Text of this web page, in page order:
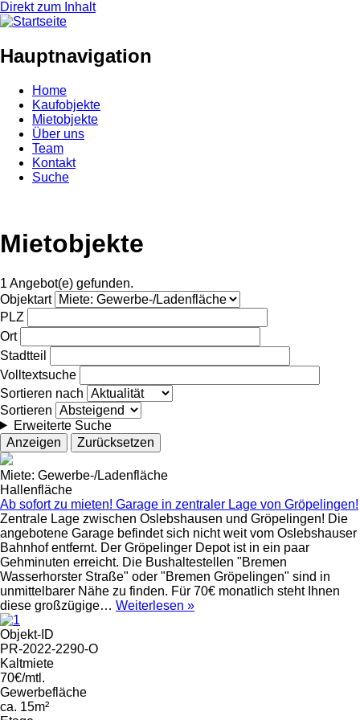
Direkt zum Inhalt
Hauptnavigation
Home
Kaufobjekte
Mietobjekte
Über uns
Team
Kontakt
Suche
Mietobjekte
1 Angebot(e) gefunden.
Objektart
PLZ
Ort
Stadtteil
Volltextsuche
Sortieren nach
Sortieren
Erweiterte Suche
Miete: Gewerbe-/Ladenfläche
Hallenfläche
Ab sofort zu mieten! Garage in zentraler Lage von Gröpelingen!
Zentrale Lage zwischen Oslebshausen und Gröpelingen! Die
angebotene Garage befindet sich nicht weit vom Oslebshauser
Bahnhof entfernt. Der Gröpelinger Depot ist in ein paar
Gehminuten erreicht. Die Bushaltestellen "Bremen
Wasserhorster Straße" oder "Bremen Gröpelingen" sind in
unmittelbarer Nähe zu finden. Für 70€ monatlich steht Ihnen
diese großzügige… Weiterlesen »
Objekt-ID
PR-2022-2290-O
Kaltmiete
70€/mtl.
Gewerbefläche
ca. 15m²